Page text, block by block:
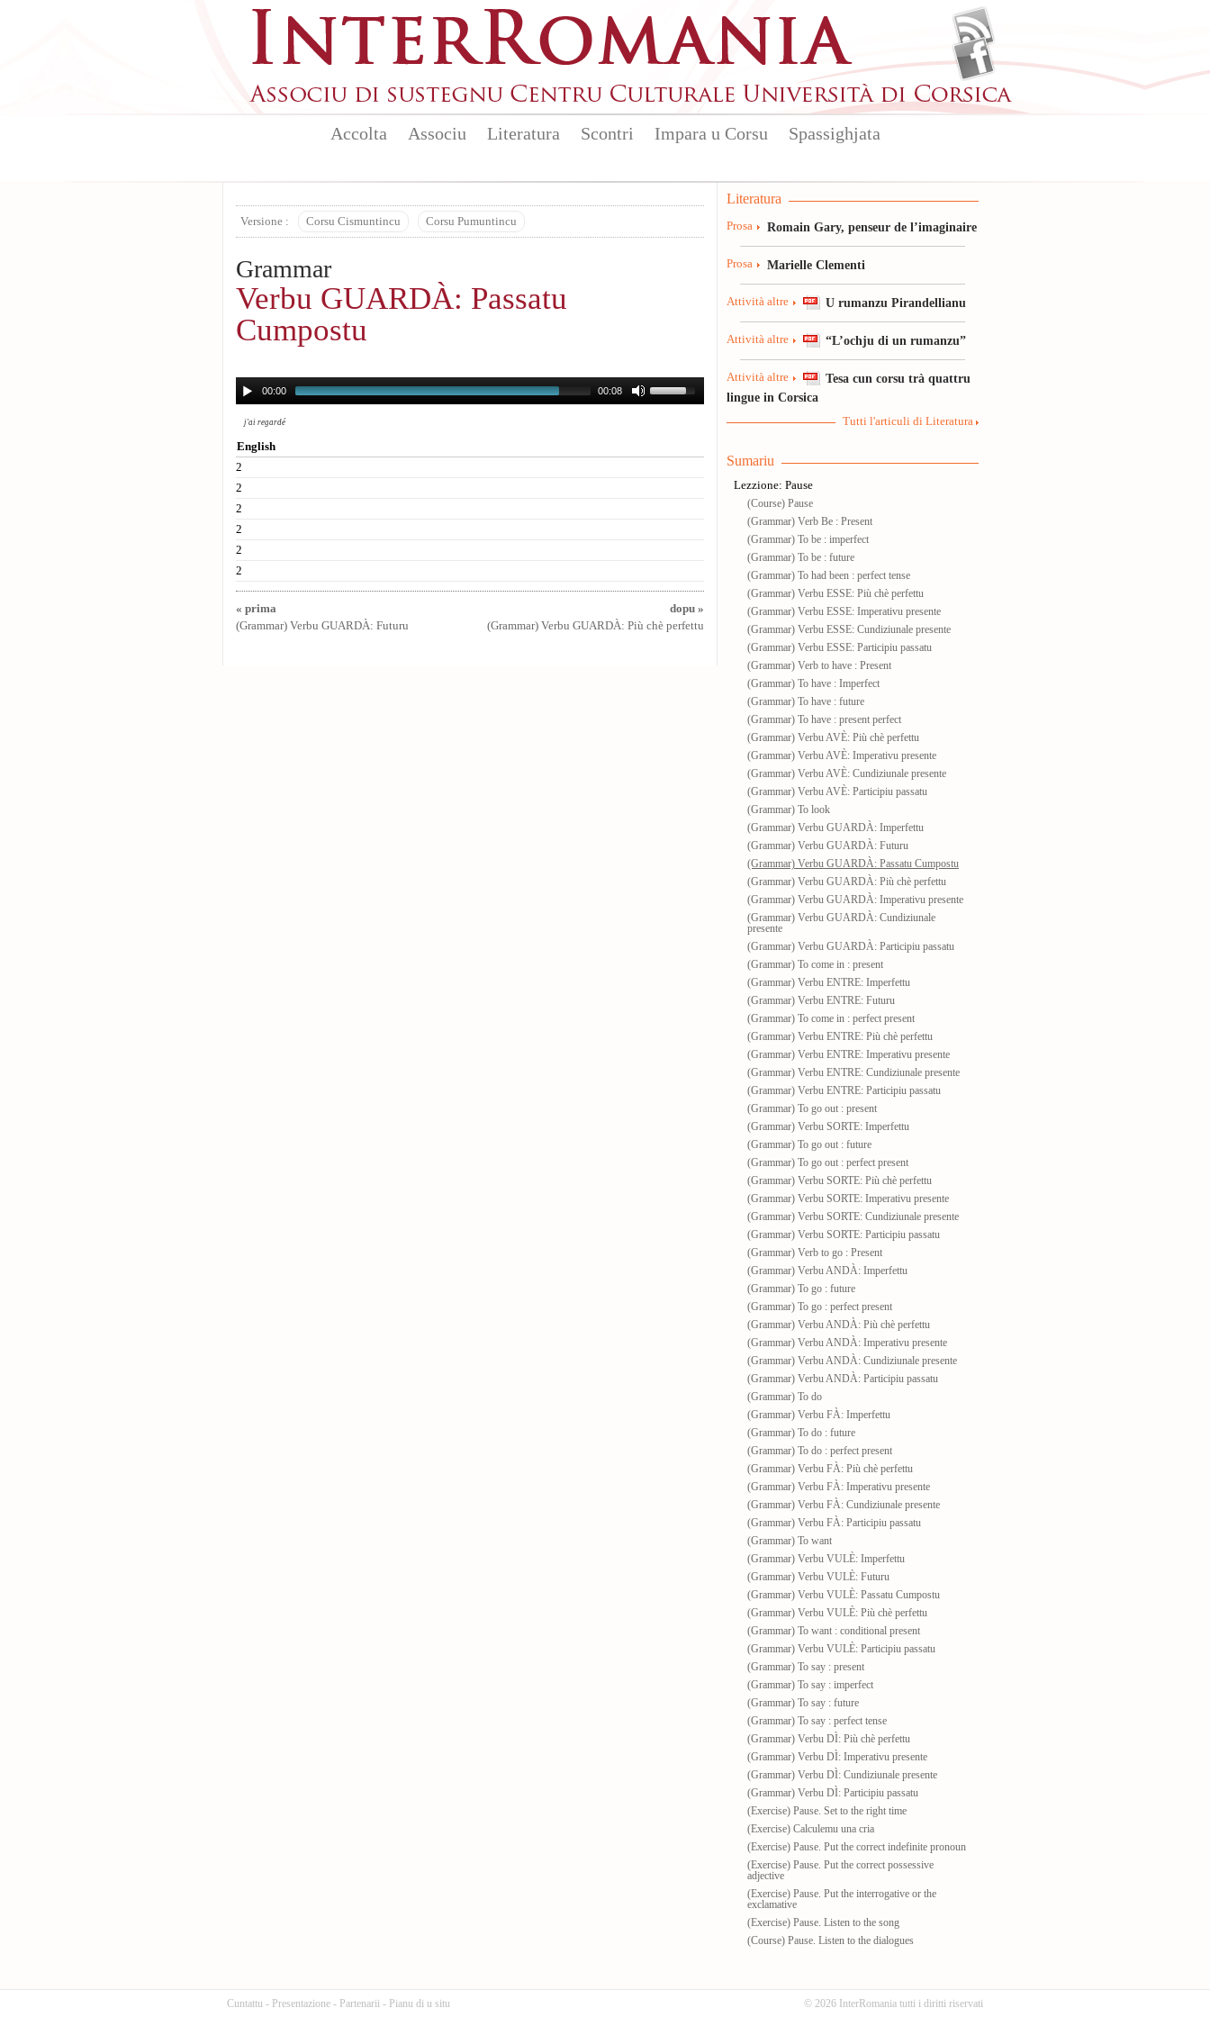
Accolta Associu Literatura Scontri Impara u Corsu Spassighjata
Versione : Corsu Cismuntincu Corsu Pumuntincu
Grammar
Verbu GUARDÀ: Passatu
Cumpostu
00:00 00:08
j'ai regardé
English
2
2
2
2
2
2
« prima
(Grammar) Verbu GUARDÀ: Futuru
dopu »
(Grammar) Verbu GUARDÀ: Più chè perfettu
Literatura
Prosa Romain Gary, penseur de l’imaginaire
Prosa Marielle Clementi
Attività altre U rumanzu Pirandellianu
Attività altre “L’ochju di un rumanzu”
Attività altre
Tesa cun corsu trà quattru
lingue in Corsica
Tutti l'articuli di Literatura
Sumariu
Lezzione: Pause
(Course) Pause
(Grammar) Verb Be : Present
(Grammar) To be : imperfect
(Grammar) To be : future
(Grammar) To had been : perfect tense
(Grammar) Verbu ESSE: Più chè perfettu
(Grammar) Verbu ESSE: Imperativu presente
(Grammar) Verbu ESSE: Cundiziunale presente
(Grammar) Verbu ESSE: Participiu passatu
(Grammar) Verb to have : Present
(Grammar) To have : Imperfect
(Grammar) To have : future
(Grammar) To have : present perfect
(Grammar) Verbu AVÈ: Più chè perfettu
(Grammar) Verbu AVÈ: Imperativu presente
(Grammar) Verbu AVÈ: Cundiziunale presente
(Grammar) Verbu AVÈ: Participiu passatu
(Grammar) To look
(Grammar) Verbu GUARDÀ: Imperfettu
(Grammar) Verbu GUARDÀ: Futuru
(Grammar) Verbu GUARDÀ: Passatu Cumpostu
(Grammar) Verbu GUARDÀ: Più chè perfettu
(Grammar) Verbu GUARDÀ: Imperativu presente
(Grammar) Verbu GUARDÀ: Cundiziunale
presente
(Grammar) Verbu GUARDÀ: Participiu passatu
(Grammar) To come in : present
(Grammar) Verbu ENTRE: Imperfettu
(Grammar) Verbu ENTRE: Futuru
(Grammar) To come in : perfect present
(Grammar) Verbu ENTRE: Più chè perfettu
(Grammar) Verbu ENTRE: Imperativu presente
(Grammar) Verbu ENTRE: Cundiziunale presente
(Grammar) Verbu ENTRE: Participiu passatu
(Grammar) To go out : present
(Grammar) Verbu SORTE: Imperfettu
(Grammar) To go out : future
(Grammar) To go out : perfect present
(Grammar) Verbu SORTE: Più chè perfettu
(Grammar) Verbu SORTE: Imperativu presente
(Grammar) Verbu SORTE: Cundiziunale presente
(Grammar) Verbu SORTE: Participiu passatu
(Grammar) Verb to go : Present
(Grammar) Verbu ANDÀ: Imperfettu
(Grammar) To go : future
(Grammar) To go : perfect present
(Grammar) Verbu ANDÀ: Più chè perfettu
(Grammar) Verbu ANDÀ: Imperativu presente
(Grammar) Verbu ANDÀ: Cundiziunale presente
(Grammar) Verbu ANDÀ: Participiu passatu
(Grammar) To do
(Grammar) Verbu FÀ: Imperfettu
(Grammar) To do : future
(Grammar) To do : perfect present
(Grammar) Verbu FÀ: Più chè perfettu
(Grammar) Verbu FÀ: Imperativu presente
(Grammar) Verbu FÀ: Cundiziunale presente
(Grammar) Verbu FÀ: Participiu passatu
(Grammar) To want
(Grammar) Verbu VULÈ: Imperfettu
(Grammar) Verbu VULÈ: Futuru
(Grammar) Verbu VULÈ: Passatu Cumpostu
(Grammar) Verbu VULÈ: Più chè perfettu
(Grammar) To want : conditional present
(Grammar) Verbu VULÈ: Participiu passatu
(Grammar) To say : present
(Grammar) To say : imperfect
(Grammar) To say : future
(Grammar) To say : perfect tense
(Grammar) Verbu DÌ: Più chè perfettu
(Grammar) Verbu DÌ: Imperativu presente
(Grammar) Verbu DÌ: Cundiziunale presente
(Grammar) Verbu DÌ: Participiu passatu
(Exercise) Pause. Set to the right time
(Exercise) Calculemu una cria
(Exercise) Pause. Put the correct indefinite pronoun
(Exercise) Pause. Put the correct possessive
adjective
(Exercise) Pause. Put the interrogative or the
exclamative
(Exercise) Pause. Listen to the song
(Course) Pause. Listen to the dialogues
Cuntattu - Presentazione - Partenarii - Pianu di u situ © 2026 InterRomania tutti i diritti riservati